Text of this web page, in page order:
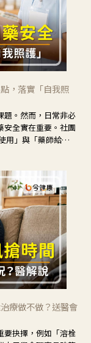
，落實「自我照
題。然而，日常非必
安全實在重要。社團
用」與「藥師給
療做不做？送醫會
要抉擇，例如「溶栓